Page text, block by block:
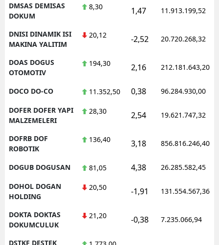
DMSAS DEMISAS
DOKUM
8,30 1,47 11.913.199,52
DNISI DINAMIK ISI
MAKINA YALITIM
20,12 -2,52 20.720.268,32
DOAS DOGUS
OTOMOTIV
194,30 2,16 212.181.643,20
DOCO DO-CO 11.352,50 0,38 96.284.930,00
DOFER DOFER YAPI
MALZEMELERI
28,30 2,54 19.621.747,32
DOFRB DOF
ROBOTIK
136,40 3,18 856.816.246,40
DOGUB DOGUSAN 81,05 4,38 26.285.582,45
DOHOL DOGAN
HOLDING
20,50 -1,91 131.554.567,36
DOKTA DOKTAS
DOKUMCULUK
21,20 -0,38 7.235.066,94
DSTKF DESTEK